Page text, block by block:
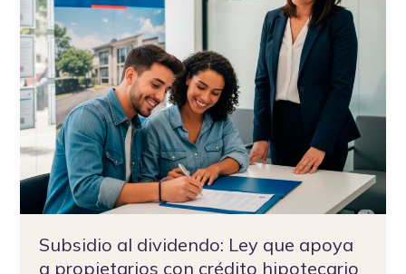
Subsidio al dividendo: Ley que apoya
a propietarios con crédito hipotecario
Ley
que
apoya
a
propietarios
con
crédito
hipotecario